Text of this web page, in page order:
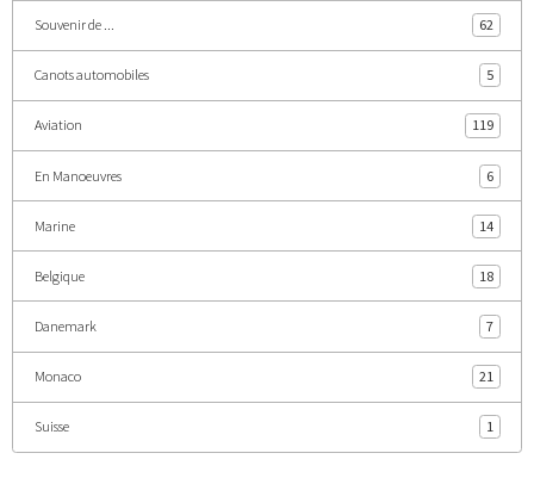
Souvenir de ... 62
Canots automobiles 5
Aviation 119
En Manoeuvres 6
Marine 14
Belgique 18
Danemark 7
Monaco 21
Suisse 1